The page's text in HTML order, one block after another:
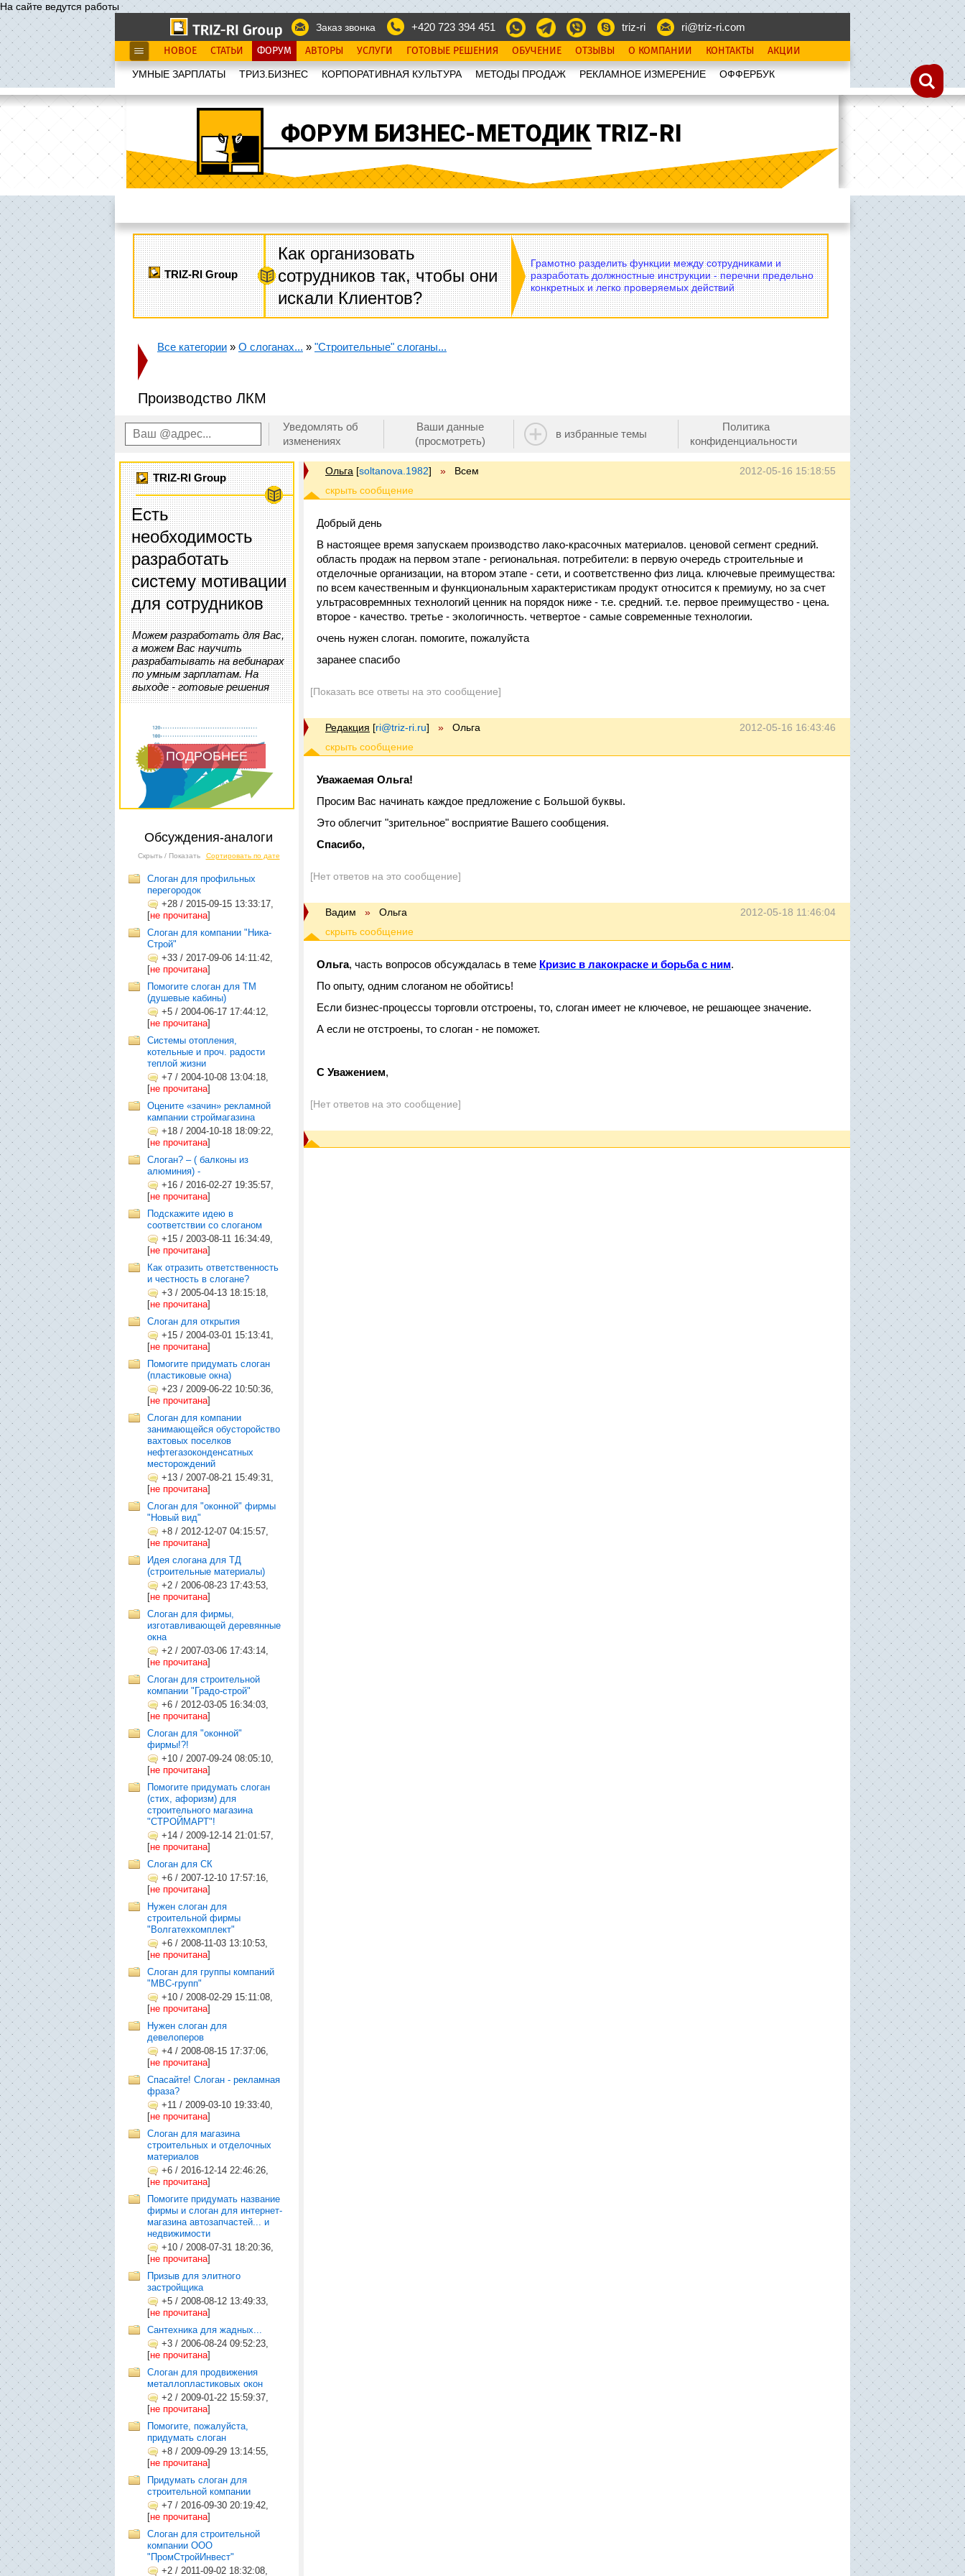
На сайте ведутся работы
Заказ звонка
+420 723 394 451 triz-ri ri@triz-ri.com
НОВОЕ СТАТЬИ ФОРУМ АВТОРЫ УСЛУГИ ГОТОВЫЕ РЕШЕНИЯ ОБУЧЕНИЕ ОТЗЫВЫ О КОМПАНИИ КОНТАКТЫ АКЦИИ
УМНЫЕ ЗАРПЛАТЫ ТРИЗ.БИЗНЕС КОРПОРАТИВНАЯ КУЛЬТУРА МЕТОДЫ ПРОДАЖ РЕКЛАМНОЕ ИЗМЕРЕНИЕ OФФЕРБУК
ФОРУМ БИЗНЕС-МЕТОДИК TRIZ-RI
TRIZ-RI Group
Как организовать
сотрудников так, чтобы они
искали Клиентов?
Грамотно разделить функции между сотрудниками и
разработать должностные инструкции - перечни предельно
конкретных и легко проверяемых действий
Все категории » О слоганах... » "Строительные" слоганы...
Производство ЛКМ
Уведомлять об
изменениях
Ваши данные
(просмотреть)
в избранные темы
Политика
конфиденциальности
TRIZ-RI Group
Есть
необходимость
разработать
систему мотивации
для сотрудников
Можем разработать для Вас,
а можем Вас научить
разрабатывать на вебинарах
по умным зарплатам. На
выходе - готовые решения
ПОДРОБНЕЕ
Обсуждения-аналоги
Скрыть / Показать Сортировать по дате
Слоган для профильных
перегородок
+28 / 2015-09-15 13:33:17,
[не прочитана]
Слоган для компании "Ника-
Строй"
+33 / 2017-09-06 14:11:42,
[не прочитана]
Помогите слоган для ТМ
(душевые кабины)
+5 / 2004-06-17 17:44:12,
[не прочитана]
Системы отопления,
котельные и проч. радости
теплой жизни
+7 / 2004-10-08 13:04:18,
[не прочитана]
Оцените «зачин» рекламной
кампании строймагазина
+18 / 2004-10-18 18:09:22,
[не прочитана]
Слоган? – ( балконы из
алюминия) -
+16 / 2016-02-27 19:35:57,
[не прочитана]
Подскажите идею в
соответствии со слоганом
+15 / 2003-08-11 16:34:49,
[не прочитана]
Как отразить ответственность
и честность в слогане?
+3 / 2005-04-13 18:15:18,
[не прочитана]
Слоган для открытия
+15 / 2004-03-01 15:13:41,
[не прочитана]
Помогите придумать слоган
(пластиковые окна)
+23 / 2009-06-22 10:50:36,
[не прочитана]
Слоган для компании
занимающейся обусторойство
вахтовых поселков
нефтегазоконденсатных
месторождений
+13 / 2007-08-21 15:49:31,
[не прочитана]
Слоган для "оконной" фирмы
"Новый вид"
+8 / 2012-12-07 04:15:57,
[не прочитана]
Идея слогана для ТД
(строительные материалы)
+2 / 2006-08-23 17:43:53,
[не прочитана]
Слоган для фирмы,
изготавливающей деревянные
окна
+2 / 2007-03-06 17:43:14,
[не прочитана]
Слоган для строительной
компании "Градо-строй"
+6 / 2012-03-05 16:34:03,
[не прочитана]
Слоган для "оконной"
фирмы!?!
+10 / 2007-09-24 08:05:10,
[не прочитана]
Помогите придумать слоган
(стих, афоризм) для
строительного магазина
"СТРОЙМАРТ"!
+14 / 2009-12-14 21:01:57,
[не прочитана]
Cлоган для СК
+6 / 2007-12-10 17:57:16,
[не прочитана]
Нужен слоган для
строительной фирмы
"Волгатехкомплект"
+6 / 2008-11-03 13:10:53,
[не прочитана]
Слоган для группы компаний
"МВС-групп"
+10 / 2008-02-29 15:11:08,
[не прочитана]
Нужен слоган для
девелоперов
+4 / 2008-08-15 17:37:06,
[не прочитана]
Спасайте! Слоган - рекламная
фраза?
+11 / 2009-03-10 19:33:40,
[не прочитана]
Слоган для магазина
строительных и отделочных
материалов
+6 / 2016-12-14 22:46:26,
[не прочитана]
Помогите придумать название
фирмы и слоган для интернет-
магазина автозапчастей... и
недвижимости
+10 / 2008-07-31 18:20:36,
[не прочитана]
Призыв для элитного
застройщика
+5 / 2008-08-12 13:49:33,
[не прочитана]
Сантехника для жадных...
+3 / 2006-08-24 09:52:23,
[не прочитана]
Слоган для продвижения
металлопластиковых окон
+2 / 2009-01-22 15:59:37,
[не прочитана]
Помогите, пожалуйста,
придумать слоган
+8 / 2009-09-29 13:14:55,
[не прочитана]
Придумать слоган для
строительной компании
+7 / 2016-09-30 20:19:42,
[не прочитана]
Слоган для строительной
компании ООО
"ПромСтройИнвест"
+2 / 2011-09-02 18:32:08,
2012-05-16 15:18:55
Ольга [soltanova.1982] » Всем
Добрый день
В настоящее время запускаем производство лако-красочных материалов. ценовой сегмент средний.
область продаж на первом этапе - региональная. потребители: в первую очередь строительные и
отделочные организации, на втором этапе - сети, и соответственно физ лица. ключевые преимущества:
по всем качественным и функциональным характеристикам продукт относится к премиуму, но за счет
ультрасовремнных технологий ценник на порядок ниже - т.е. средний. т.е. первое преимущество - цена.
второе - качество. третье - экологичность. четвертое - самые современные технологии.
очень нужен слоган. помогите, пожалуйста
заранее спасибо
[Показать все ответы на это сообщение]
2012-05-16 16:43:46
Редакция [ri@triz-ri.ru] » Ольга
Уважаемая Ольга!
Просим Вас начинать каждое предложение с Большой буквы.
Это облегчит "зрительное" восприятие Вашего сообщения.
Спасибо,
[Нет ответов на это сообщение]
2012-05-18 11:46:04
Вадим » Ольга
Ольга, часть вопросов обсуждалась в теме Кризис в лакокраске и борьба с ним.
По опыту, одним слоганом не обойтись!
Если бизнес-процессы торговли отстроены, то, слоган имеет не ключевое, не решающее значение.
А если не отстроены, то слоган - не поможет.
С Уважением,
[Нет ответов на это сообщение]